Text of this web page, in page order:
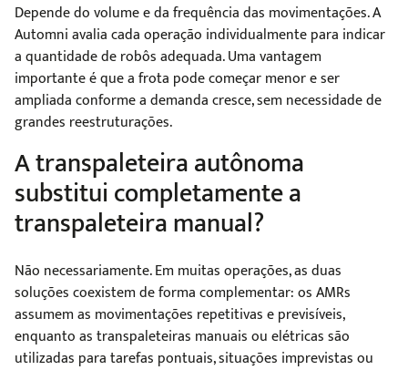
Depende do volume e da frequência das movimentações. A
Automni avalia cada operação individualmente para indicar
a quantidade de robôs adequada. Uma vantagem
importante é que a frota pode começar menor e ser
ampliada conforme a demanda cresce, sem necessidade de
grandes reestruturações.
A transpaleteira autônoma
substitui completamente a
transpaleteira manual?
Não necessariamente. Em muitas operações, as duas
soluções coexistem de forma complementar: os AMRs
assumem as movimentações repetitivas e previsíveis,
enquanto as transpaleteiras manuais ou elétricas são
utilizadas para tarefas pontuais, situações imprevistas ou